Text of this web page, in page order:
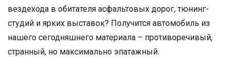
вездехода в обитателя асфальтовых дорог, тюнинг-
студий и ярких выставок? Получится автомобиль из
нашего сегодняшнего материала – противоречивый,
странный, но максимально эпатажный.